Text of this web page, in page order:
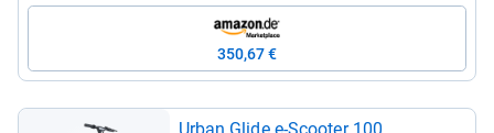
350,67 €